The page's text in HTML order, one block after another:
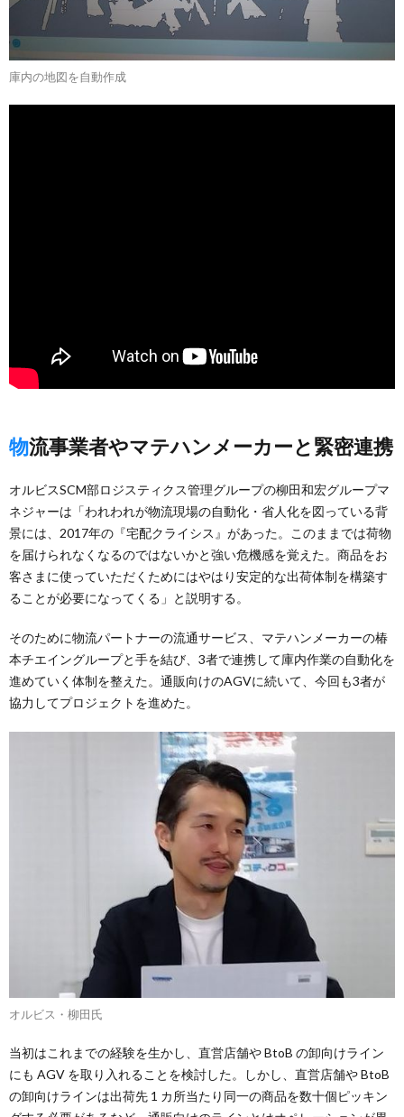
庫内の地図を自動作成
物流事業者やマテハンメーカーと緊密連携
オルビスSCM部ロジスティクス管理グループの柳田和宏グループマ
ネジャーは「われわれが物流現場の自動化・省人化を図っている背
景には、2017年の『宅配クライシス』があった。このままでは荷物
を届けられなくなるのではないかと強い危機感を覚えた。商品をお
客さまに使っていただくためにはやはり安定的な出荷体制を構築す
ることが必要になってくる」と説明する。
そのために物流パートナーの流通サービス、マテハンメーカーの椿
本チエイングループと手を結び、3者で連携して庫内作業の自動化を
進めていく体制を整えた。通販向けのAGVに続いて、今回も3者が
協力してプロジェクトを進めた。
オルビス・柳田氏
当初はこれまでの経験を生かし、直営店舗や BtoB の卸向けライン
にも AGV を取り入れることを検討した。しかし、直営店舗や BtoB
の卸向けラインは出荷先 1 カ所当たり同一の商品を数十個ピッキン